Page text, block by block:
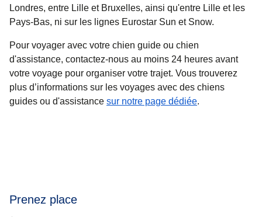
Londres, entre Lille et Bruxelles, ainsi qu'entre Lille et les
Pays-Bas, ni sur les lignes Eurostar Sun et Snow.
Pour voyager avec votre chien guide ou chien
d'assistance, contactez-nous au moins 24 heures avant
votre voyage pour organiser votre trajet. Vous trouverez
plus d’informations sur les voyages avec des chiens
guides ou d'assistance sur notre page dédiée.
Prenez place